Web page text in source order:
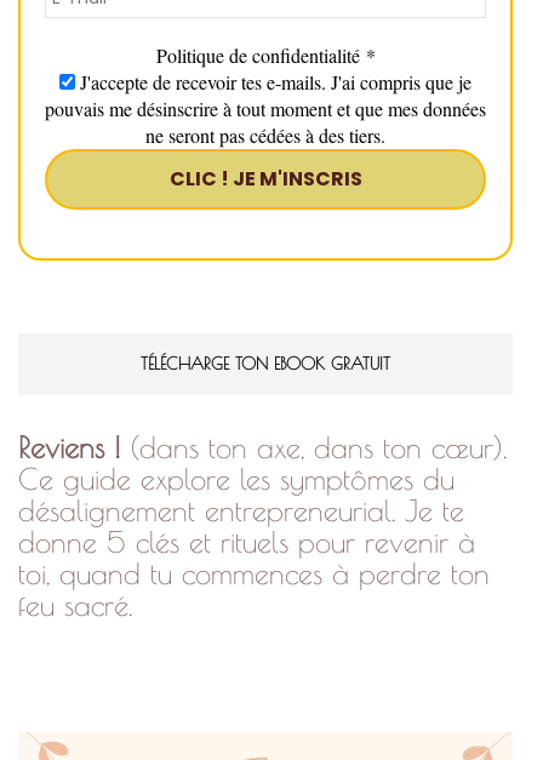
Politique de confidentialité *
J'accepte de recevoir tes e-mails. J'ai compris que je
pouvais me désinscrire à tout moment et que mes données
ne seront pas cédées à des tiers.
TÉLÉCHARGE TON EBOOK GRATUIT
Reviens ! (dans ton axe, dans ton cœur).
Ce guide explore les symptômes du
désalignement entrepreneurial. Je te
donne 5 clés et rituels pour revenir à
toi, quand tu commences à perdre ton
feu sacré.